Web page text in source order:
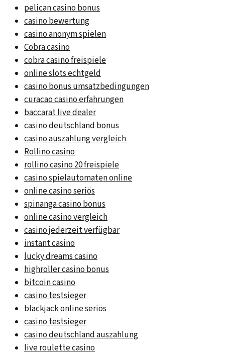
pelican casino bonus
casino bewertung
casino anonym spielen
Cobra casino
cobra casino freispiele
online slots echtgeld
casino bonus umsatzbedingungen
curacao casino erfahrungen
baccarat live dealer
casino deutschland bonus
casino auszahlung vergleich
Rollino casino
rollino casino 20 freispiele
casino spielautomaten online
online casino seriös
spinanga casino bonus
online casino vergleich
casino jederzeit verfügbar
instant casino
lucky dreams casino
highroller casino bonus
bitcoin casino
casino testsieger
blackjack online seriös
casino testsieger
casino deutschland auszahlung
live roulette casino